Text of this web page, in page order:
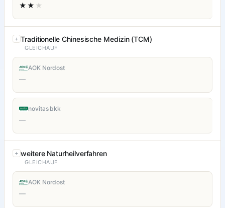
★★ ★
Traditionelle Chinesische Medizin (TCM)
GLEICHAUF
AOK Nordost
—
novitas bkk
—
weitere Naturheilverfahren
GLEICHAUF
AOK Nordost
—